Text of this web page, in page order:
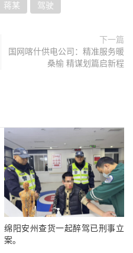
蒋某 驾驶
下一篇
国网喀什供电公司：精准服务暖
桑榆 精谋划篇启新程
绵阳安州查货一起醉驾已刑事立
案。